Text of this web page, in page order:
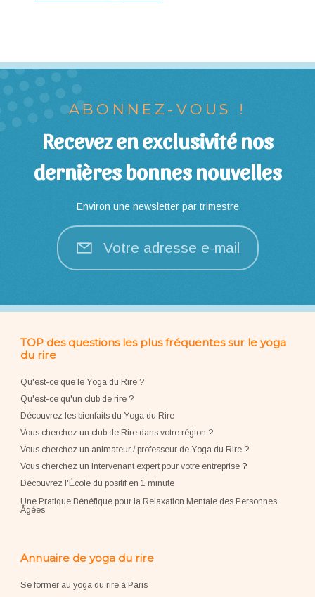
ABONNEZ-VOUS !
Recevez en exclusivité nos
dernières bonnes nouvelles
Environ une newsletter par trimestre
Votre adresse e-mail
TOP des questions les plus fréquentes sur le yoga
du rire
Qu'est-ce que le Yoga du Rire ?
Qu'est-ce qu'un club de rire ?
Découvrez les bienfaits du Yoga du Rire
Vous cherchez un club de Rire dans votre région ?
Vous cherchez un animateur / professeur de Yoga du Rire ?
Vous cherchez un intervenant expert pour votre entreprise?
Découvrez l'École du positif en 1 minute
Une Pratique Bénéfique pour la Relaxation Mentale des Personnes
Âgées
Annuaire de yoga du rire
Se former au yoga du rire à Paris